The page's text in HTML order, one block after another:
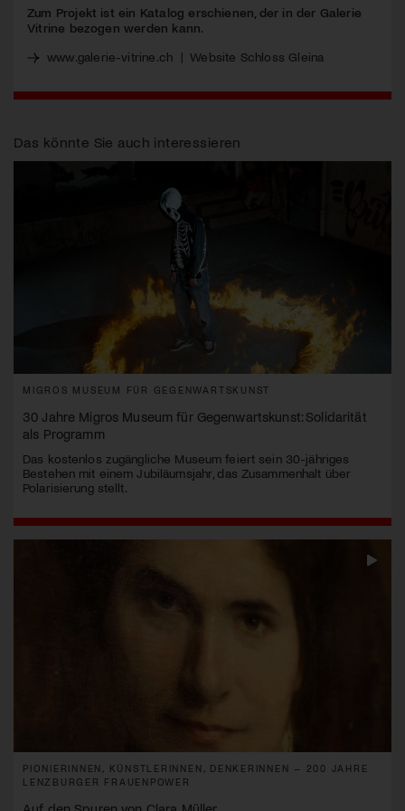
Zum Projekt ist ein Katalog erschienen, der in der Galerie
Vitrine bezogen werden kann.
www.galerie-vitrine.ch |Website Schloss Gleina
Das könnte Sie auch interessieren
MIGROS MUSEUM FÜR GEGENWARTSKUNST
30 Jahre Migros Museum für Gegenwartskunst: Solidarität
als Programm
Das kostenlos zugängliche Museum feiert sein 30-jähriges
Bestehen mit einem Jubiläumsjahr, das Zusammenhalt über
Polarisierung stellt.
PIONIERINNEN, KÜNSTLERINNEN, DENKERINNEN – 200 JAHRE
LENZBURGER FRAUENPOWER